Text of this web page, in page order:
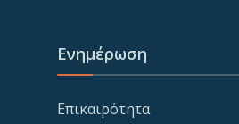
Ενημέρωση
Επικαιρότητα